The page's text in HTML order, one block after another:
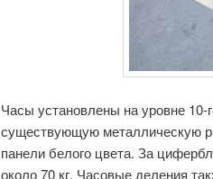
Часы установлены на уровне 10-
существующую металлическую
панели белого цвета. За
около 70 кг. Часовые деления